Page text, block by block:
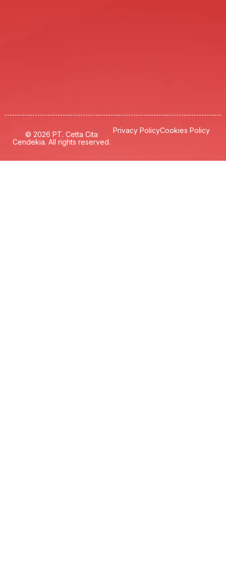
© 2026 PT. Cetta Cita
Cendekia. All rights reserved.
Privacy PolicyCookies Policy